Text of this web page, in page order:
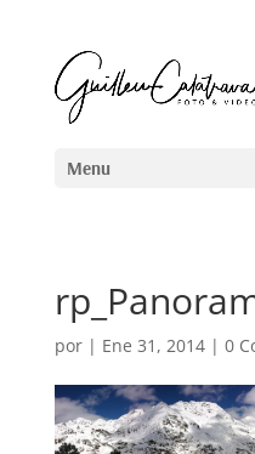
por | Ene 31, 2014| 0